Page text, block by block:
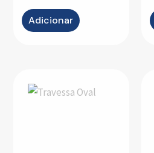
Adicionar